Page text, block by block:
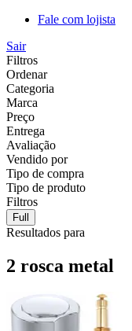
Fale com lojista
Sair
Filtros
Ordenar
Categoria
Marca
Preço
Entrega
Avaliação
Vendido por
Tipo de compra
Tipo de produto
Filtros
Full
Resultados para
2 rosca metal